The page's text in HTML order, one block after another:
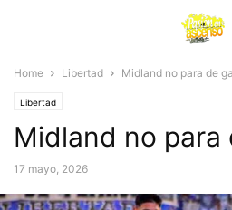
Home Libertad Midland no para de
Libertad
Midland no para
17 mayo, 2026